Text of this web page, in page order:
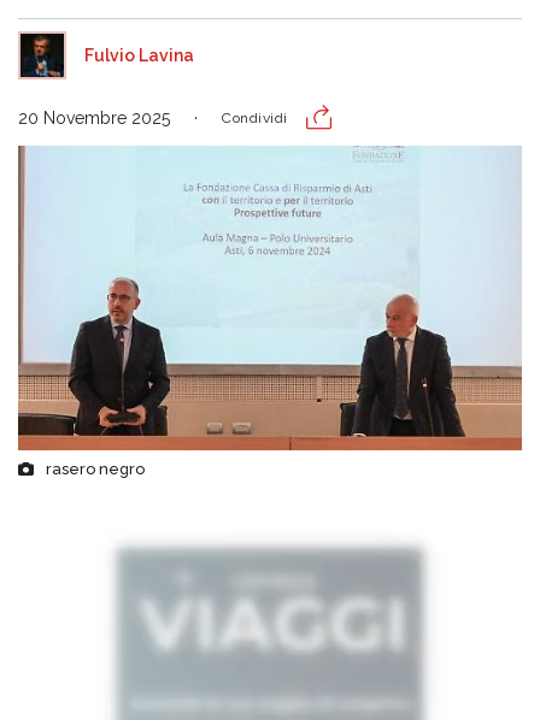
Fulvio Lavina
20 Novembre 2025 Condividi
rasero negro